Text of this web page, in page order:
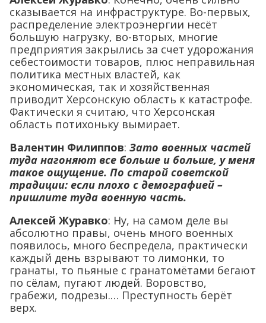
сказывается на инфраструктуре. Во-первых,
распределение электроэнергии несёт
большую нагрузку, во-вторых, многие
предприятия закрылись за счет удорожания
себестоимости товаров, плюс неправильная
политика местных властей, как
экономическая, так и хозяйственная
приводит Херсонскую область к катастрофе.
Фактически я считаю, что Херсонская
область потихоньку вымирает.
Валентин Филиппов: Зато военных частей
туда нагоняют все больше и больше, у меня
такое ощущение. По старой советской
традиции: если плохо с демографией –
пришлите туда военную часть.
Алексей Журавко: Ну, на самом деле вы
абсолютно правы, очень много военных
появилось, много беспредела, практически
каждый день взрывают то лимонки, то
гранаты, то пьяные с гранатомётами бегают
по сёлам, пугают людей. Воровство,
грабежи, подрезы.… Преступность берёт
верх.